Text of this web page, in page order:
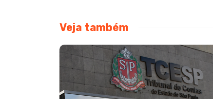
Veja também